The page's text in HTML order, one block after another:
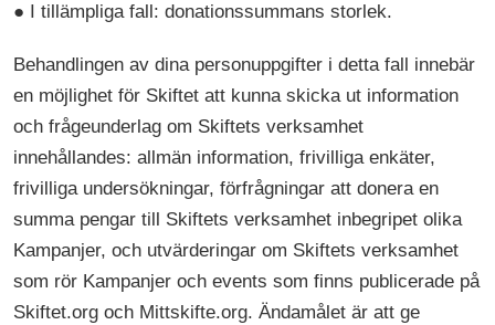
● I tillämpliga fall: donationssummans storlek.
Behandlingen av dina personuppgifter i detta fall innebär
en möjlighet för Skiftet att kunna skicka ut information
och frågeunderlag om Skiftets verksamhet
innehållandes: allmän information, frivilliga enkäter,
frivilliga undersökningar, förfrågningar att donera en
summa pengar till Skiftets verksamhet inbegripet olika
Kampanjer, och utvärderingar om Skiftets verksamhet
som rör Kampanjer och events som finns publicerade på
Skiftet.org och Mittskifte.org. Ändamålet är att ge